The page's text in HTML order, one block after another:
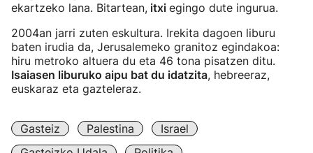
ekartzeko lana. Bitartean, itxi egingo dute ingurua.
2004an jarri zuten eskultura. Irekita dagoen liburu
baten irudia da, Jerusalemeko granitoz egindakoa:
hiru metroko altuera du eta 46 tona pisatzen ditu.
Isaiasen liburuko aipu bat du idatzita, hebreeraz,
euskaraz eta gazteleraz.
Gasteiz Palestina
Israel